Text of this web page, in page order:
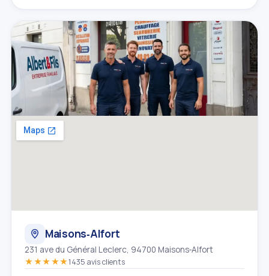
Maisons‑Alfort
231 ave du Général Leclerc, 94700 Maisons‑Alfort
★★★★★1435 avis clients